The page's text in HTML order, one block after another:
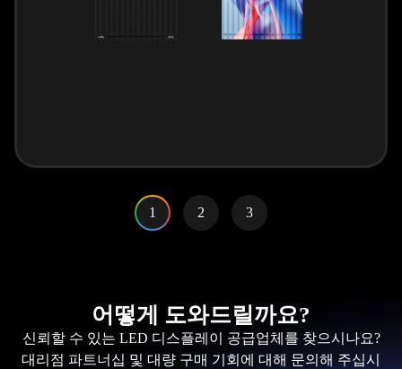
1 2 3
어떻게 도와드릴까요?
신뢰할 수 있는 LED 디스플레이 공급업체를 찾으시나요?
대리점 파트너십 및 대량 구매 기회에 대해 문의해 주십시